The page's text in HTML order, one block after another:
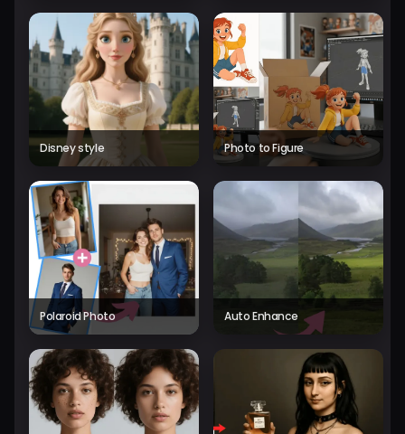
Disney style Photo to Figure
Polaroid Photo Auto Enhance